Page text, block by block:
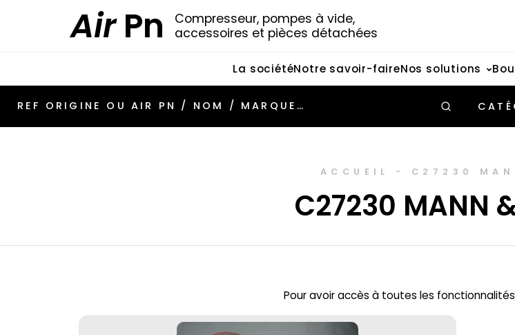
AirPn
Compresseur, pompes à vide,
accessoires et pièces détachées
La sociétéNotre savoir-faireNos solutions
ACCUEIL - C27230
C27230 MANN
Pour avoir accès à toutes les